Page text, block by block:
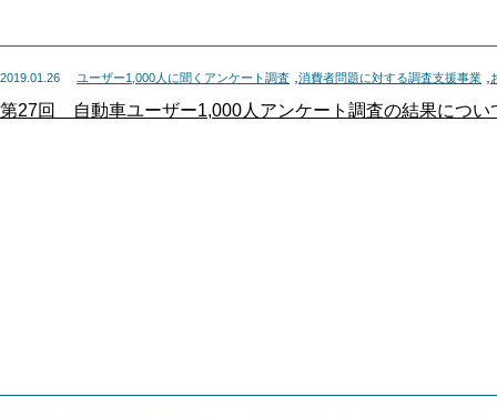
2019.01.26 ユーザー1,000人に聞くアンケート調査 ,消費者問題に対する調査支援事業 ,
第27回 自動車ユーザー1,000人アンケート調査の結果につい